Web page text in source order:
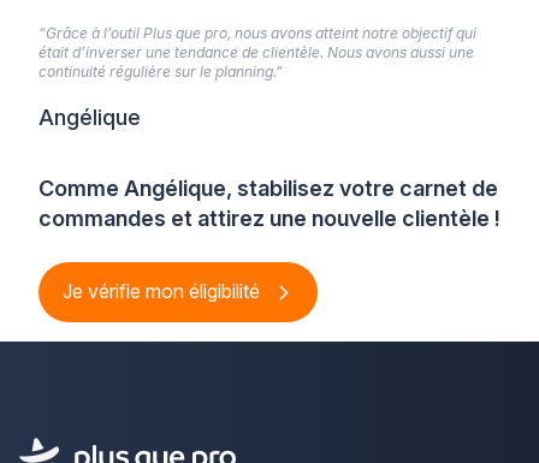
Comme Angélique, stabilisez votre carnet de
commandes et attirez une nouvelle clientèle !
Je vérifie mon éligibilité
“Grâce à l’outil Plus que pro, nous avons atteint notre objectif qui
était d’inverser une tendance de clientèle. Nous avons aussi une
continuité régulière sur le planning.”
Angélique